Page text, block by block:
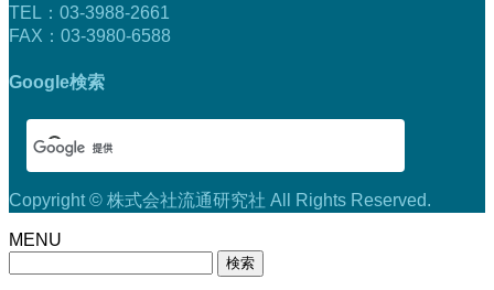
TEL：03-3988-2661
FAX：03-3980-6588
Google検索
Copyright © 株式会社流通研究社 All Rights Reserved.
MENU